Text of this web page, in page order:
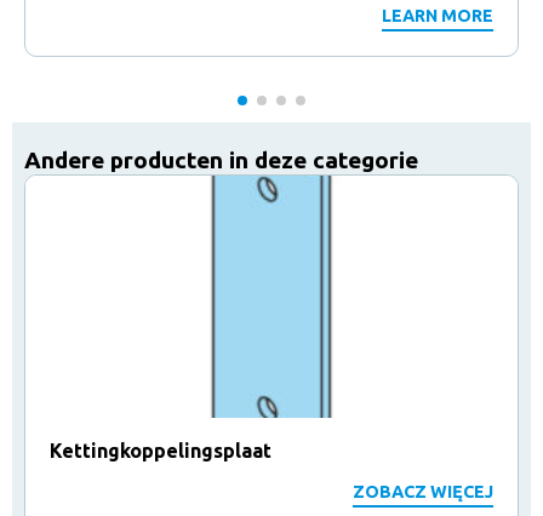
LEARN MORE
Andere producten in deze categorie
Kettingkoppelingsplaat
ZOBACZ WIĘCEJ